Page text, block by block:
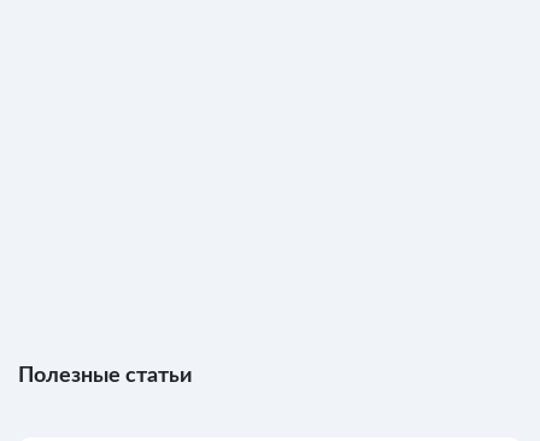
Полезные статьи